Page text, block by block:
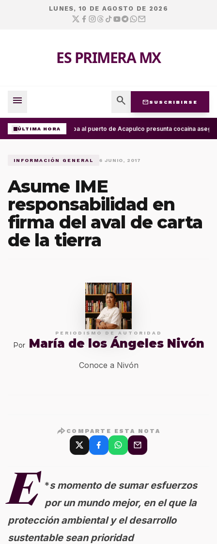
LUNES, 10 DE AGOSTO DE 2026
ES PRIMERA MX
menu search mail SUSCRIBIRSE
ÚLTIMA HORA Arriba al puerto de Acapulco presunta cocaína
INFORMACIÓN GENERAL 6 JUNIO, 2017
Asume IME
responsabilidad en
firma del aval de carta
de la tierra
PERIODISMO DE AUTORIDAD
Por María de los Ángeles Nivón
Conoce a Nivón
COMPARTE ESTA NOTA
*
E
s momento de sumar esfuerzos
por un mundo mejor, en el que la
protección ambiental y el desarrollo
sustentable sean prioridad